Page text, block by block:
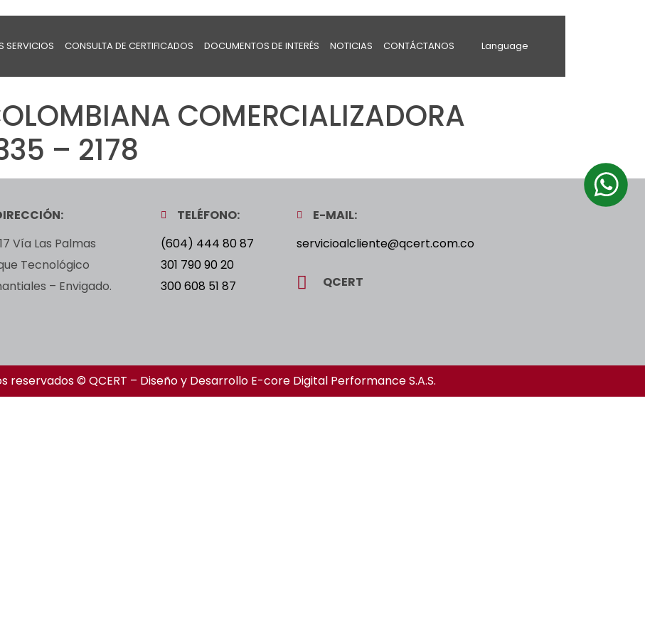
SERVICIOS CONSULTA DE CERTIFICADOS DOCUMENTOS DE INTERÉS NOTICIAS CONTÁCTANOS Language
COMERCIALIZADORA
– 2178
Vía Las Palmas
Tecnológico
– Envigado.
TELÉFONO:
(604) 444 80 87
301 790 90 20
300 608 51 87
E-MAIL:
servicioalcliente@qcert.com.co
QCERT
reservados © QCERT – Diseño y Desarrollo E-core Digital Performance S.A.S.